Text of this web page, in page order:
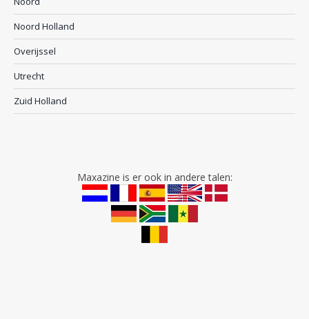
Noord Holland
Overijssel
Utrecht
Zuid Holland
Maxazine is er ook in andere talen: